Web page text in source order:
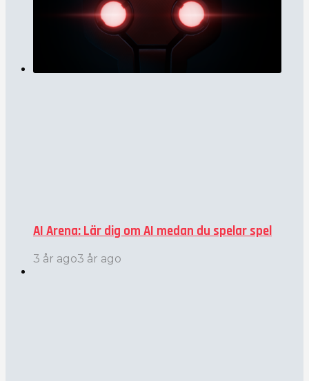
AI Arena: Lär dig om AI medan du spelar spel
3 år ago3 år ago